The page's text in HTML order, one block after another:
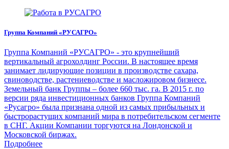
Группа Компаний «РУСАГРО»
Группа Компаний «РУСАГРО» - это крупнейший
вертикальный агрохолдинг России. В настоящее время
занимает лидирующие позиции в производстве сахара,
свиноводстве, растениеводстве и масложировом бизнесе.
Земельный банк Группы – более 660 тыс. га. В 2015 г. по
версии ряда инвестиционных банков Группа Компаний
«Русагро» была признана одной из самых прибыльных и
быстрорастущих компаний мира в потребительском сегменте
в СНГ. Акции Компании торгуются на Лондонской и
Московской биржах.
Подробнее